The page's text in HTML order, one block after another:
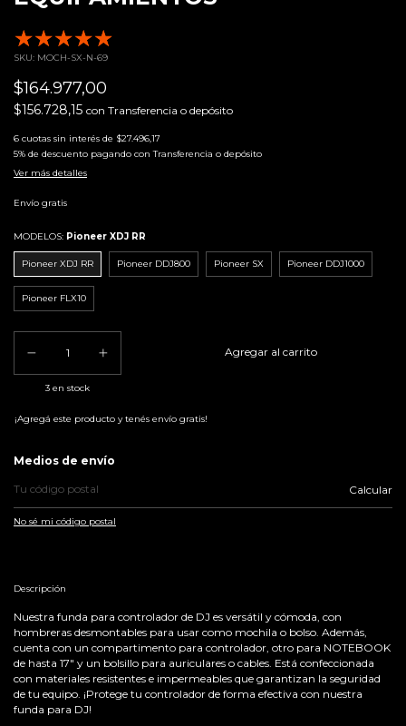
SKU: MOCH-SX-N-69
$164.977,00
$156.728,15 con Transferencia o depósito
6 cuotas sin interés de $27.496,17
5% de descuento pagando con Transferencia o depósito
Ver más detalles
Envío gratis
MODELOS: Pioneer XDJ RR
Pioneer XDJ RR Pioneer DDJ800 Pioneer SX Pioneer DDJ1000
Pioneer FLX10
3 en stock
¡Agregá este producto ytenés envío gratis!
Entregas para el CP:
Medios de envío
Calcular
No sé mi código postal
Descripción
Nuestra funda para controlador de DJ es versátil y cómoda, con
hombreras desmontables para usar como mochila o bolso. Además,
cuenta con un compartimento para controlador, otro para NOTEBOOK
de hasta 17" y un bolsillo para auriculares o cables. Está confeccionada
con materiales resistentes e impermeables que garantizan la seguridad
de tu equipo. ¡Protege tu controlador de forma efectiva con nuestra
funda para DJ!